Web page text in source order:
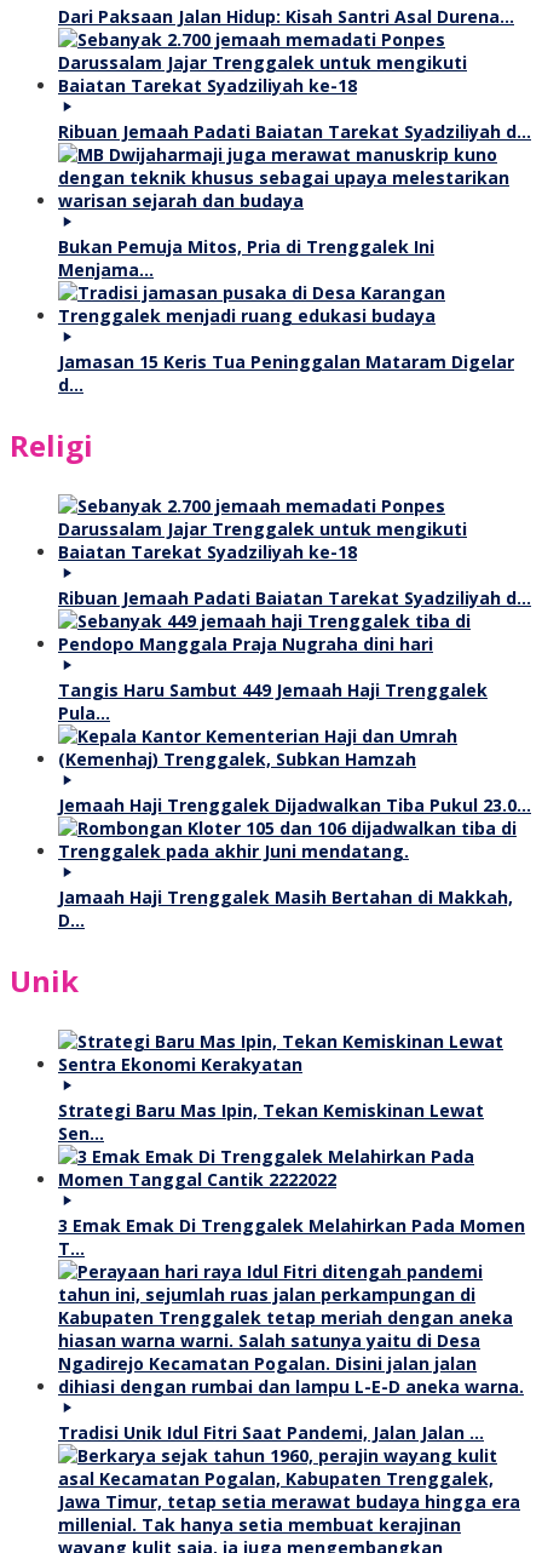
Dari Paksaan Jalan Hidup: Kisah Santri Asal Durena…
Ribuan Jemaah Padati Baiatan Tarekat Syadziliyah d…
Bukan Pemuja Mitos, Pria di Trenggalek Ini
Menjama…
Jamasan 15 Keris Tua Peninggalan Mataram Digelar
d…
Religi
Ribuan Jemaah Padati Baiatan Tarekat Syadziliyah d…
Tangis Haru Sambut 449 Jemaah Haji Trenggalek
Pula…
Jemaah Haji Trenggalek Dijadwalkan Tiba Pukul 23.0…
Jamaah Haji Trenggalek Masih Bertahan di Makkah,
D…
Unik
Strategi Baru Mas Ipin, Tekan Kemiskinan Lewat
Sen…
3 Emak Emak Di Trenggalek Melahirkan Pada Momen
T…
Tradisi Unik Idul Fitri Saat Pandemi, Jalan Jalan …